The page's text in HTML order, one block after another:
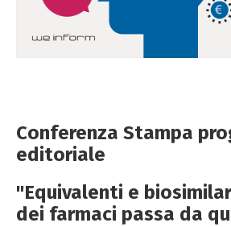
Conferenza Stampa
editoriale
"Equivalenti e
dei farmaci passa da